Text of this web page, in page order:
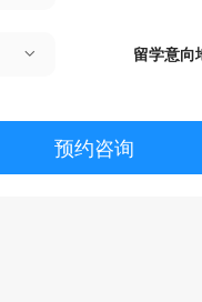
留学意向
预约咨询